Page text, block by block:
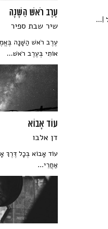
עֶרֶב רֹאשׁ הַשָּׁנָה
שיר שבת ספיר
עֶרֶב רֹאשׁ הַשָּׁנָה
אוֹתִי בְּעֶרֶב רֹאשׁ...
עוֹד אָבוֹא
דן אלבו
עוֹד אָבוֹא בְּכָל דֶּרֶךְ
אַחֲרֵי...
|...